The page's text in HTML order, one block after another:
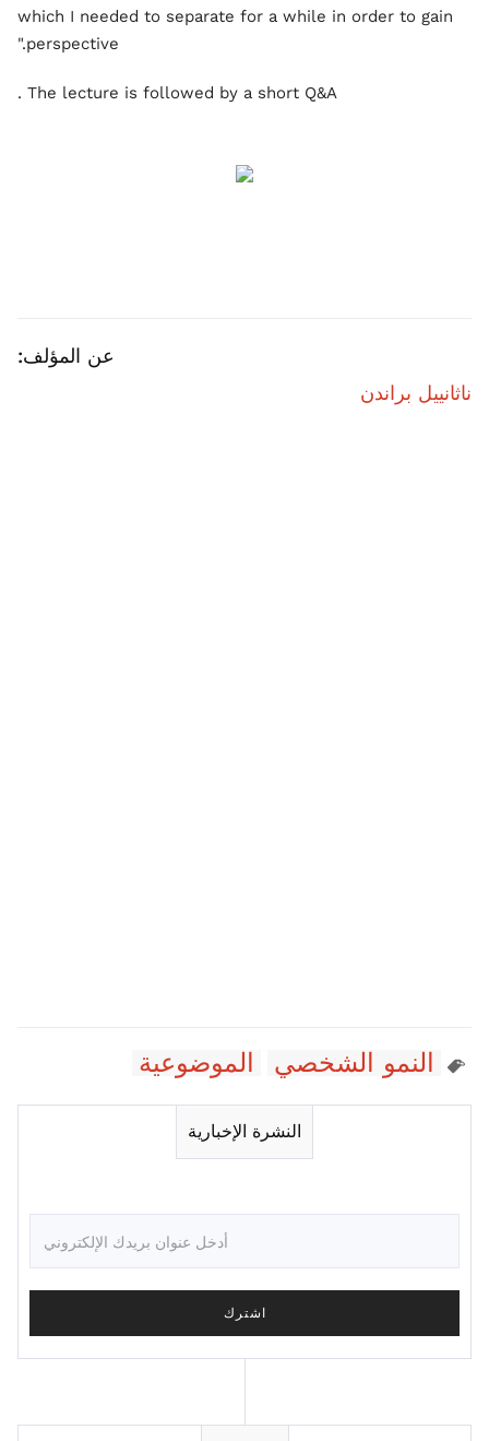
which I needed to separate for a while in order to gain
perspective."
The lecture is followed by a short Q&A .
عن المؤلف:
ناثانييل براندن
النمو الشخصي الموضوعية
النشرة الإخبارية